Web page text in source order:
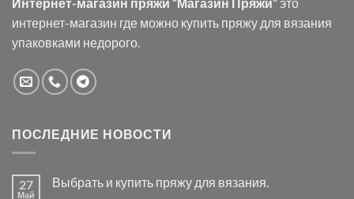
интернет-магазин где можно купить пряжу для вязания
упаковками недорого.
ПОСЛЕДНИЕ НОВОСТИ
27
Май
Выбрать и купить пряжу для вязания.